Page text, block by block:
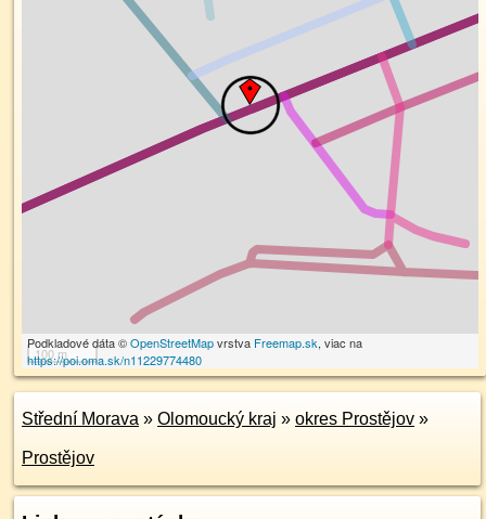
100 m
Podkladové dáta ©OpenStreetMapvrstva Freemap.sk, viac na
https://poi.oma.sk/n11229774480
Střední Morava » Olomoucký kraj » okres Prostějov »
Prostějov